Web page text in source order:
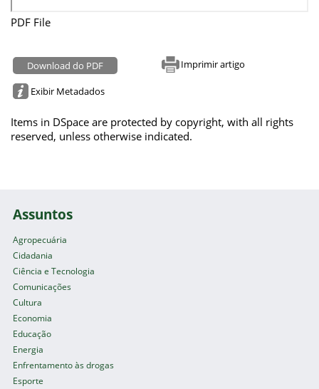
PDF File
Download do PDF Imprimir artigo
Exibir Metadados
Items in DSpace are protected by copyright, with all rights
reserved, unless otherwise indicated.
Assuntos
Agropecuária
Cidadania
Ciência e Tecnologia
Comunicações
Cultura
Economia
Educação
Energia
Enfrentamento às drogas
Esporte